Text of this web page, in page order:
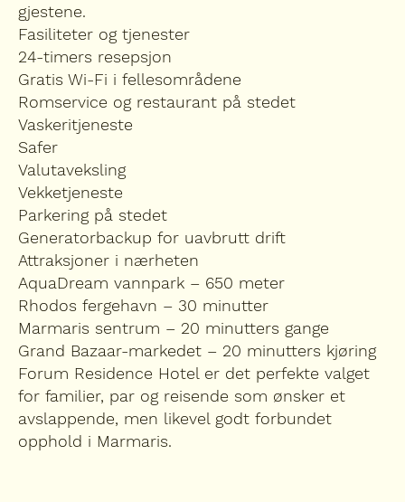
gjestene.
Fasiliteter og tjenester
24-timers resepsjon
Gratis Wi-Fi i fellesområdene
Romservice og restaurant på stedet
Vaskeritjeneste
Safer
Valutaveksling
Vekketjeneste
Parkering på stedet
Generatorbackup for uavbrutt drift
Attraksjoner i nærheten
AquaDream vannpark – 650 meter
Rhodos fergehavn – 30 minutter
Marmaris sentrum – 20 minutters gange
Grand Bazaar-markedet – 20 minutters kjøring
Forum Residence Hotel er det perfekte valget
for familier, par og reisende som ønsker et
avslappende, men likevel godt forbundet
opphold i Marmaris.